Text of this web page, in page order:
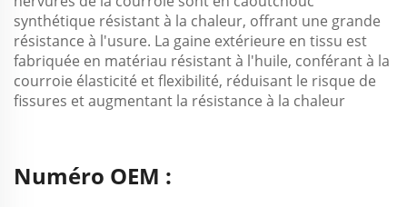
synthétique résistant à la chaleur, offrant une grande
résistance à l'usure. La gaine extérieure en tissu est
fabriquée en matériau résistant à l'huile, conférant à la
courroie élasticité et flexibilité, réduisant le risque de
fissures et augmentant la résistance à la chaleur
Numéro OEM :